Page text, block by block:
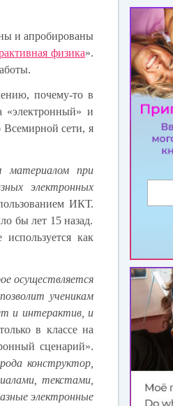
и апробированы
физика».
почему-то в
«электронный» и
сети, я
материалом при
электронных
ИКТ.
бы лет 15 назад.
как
осуществляется
ученикам
и интерактив, и
в классе на
сценарий».
конструктор,
текстами,
электронные